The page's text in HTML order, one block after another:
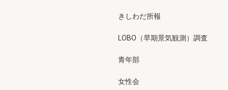
きしわだ所報
LOBO（早期景気観測）調査
青年部
女性会